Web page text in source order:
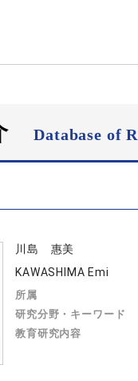
介Database of
川島 惠美
KAWASHIMA Emi
所属
研究分野・キーワード
教育研究内容